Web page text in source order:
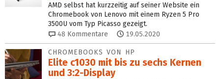
AMD selbst hat kurzzeitig auf seiner Website ein
Chromebook von Lenovo mit einem Ryzen 5 Pro
3500U vom Typ Picasso gezeigt.
48 Kommentare 19.05.2020
CHROMEBOOKS VON HP
Elite c1030 mit bis zu sechs Kernen
und 3:2-Display